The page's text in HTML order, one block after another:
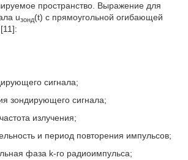
пространство. Выражение для
uзонд(t) с прямоугольной огибающей
сигнала;
зондирующего сигнала;
излучения;
и период повторения импульсов;
фаза k-го радиоимпульса;